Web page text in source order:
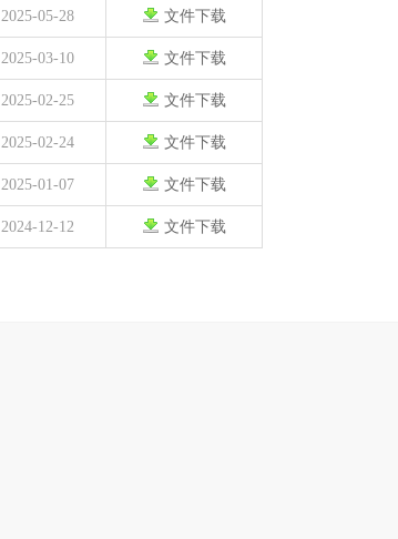
2025-05-28 文件下载
2025-03-10 文件下载
2025-02-25 文件下载
2025-02-24 文件下载
2025-01-07 文件下载
2024-12-12 文件下载